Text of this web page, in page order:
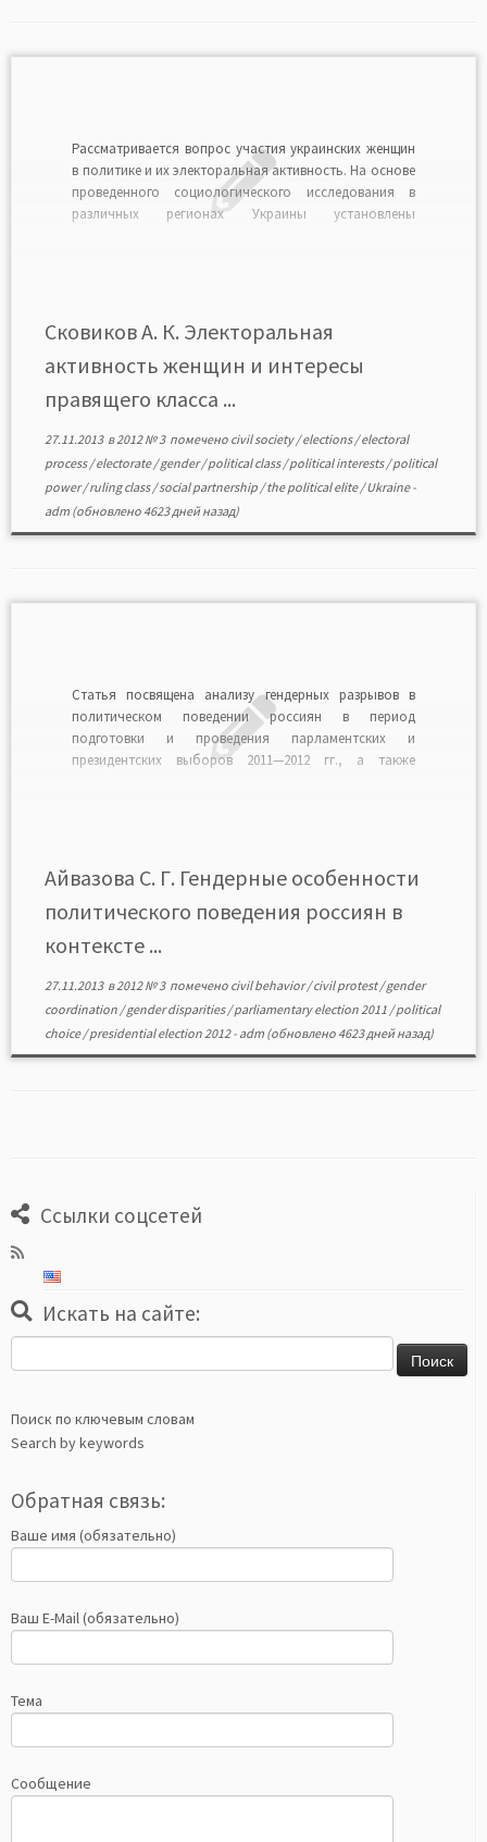
Рассматривается вопрос участия украинских женщин
в политике и их электоральная активность. На основе
проведенного социологического исследования в
различных регионах Украины установлены
самореализации каждой личности и расширения
участия женщин в органах государственной власти.
[…]
Сковиков А. К. Электоральная
активность женщин и интересы
правящего класса ...
27.11.2013в2012 № 3 помечено civil society/elections/electoral
process/electorate/gender/political class/political interests/political
power/ruling class/social partnership /the political elite/Ukraine-
adm(обновлено 4623 дней назад)
Статья посвящена анализу гендерных разрывов в
политическом поведении россиян в период
подготовки и проведения парламентских и
президентских выборов 2011—2012 гг., а также
фонда «Общественное мнение», опроса,
проведенного коллективом исследователей под […]
Айвазова С. Г. Гендерные особенности
политического поведения россиян в
контексте ...
27.11.2013в2012 № 3 помечено civil behavior/civil protest/gender
coordination /gender disparities/parliamentary election 2011 /political
choice/presidential election 2012- adm(обновлено 4623 дней назад)
Ссылки соцсетей
Искать на сайте:
Поиск по ключевым словам
Search by keywords
Обратная связь:
Ваше имя (обязательно)
Ваш E-Mail (обязательно)
Тема
Сообщение